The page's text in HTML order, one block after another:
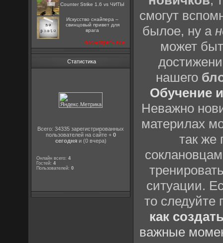
Counter Strike 1.6 vs ЧИТЫ
Искусство снайпера –
свинцовый привет для
врага
посмотреть все
Статистика
Всего: 34335 зарегистрированных
пользователей на сайте + 0
сегодняи (0 вчера)
Онлайн всего:4
Гостей:4
Пользователей:0
смогут
былое, ну а
может
нашего
Обучение
Неважно
материлах
так же
ситуации.
то
как
важные